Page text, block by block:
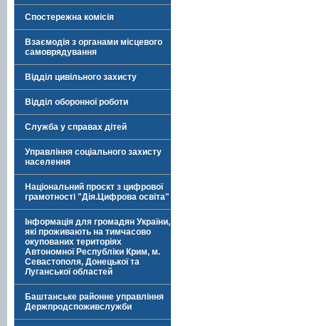
Спостережна комісія
Взаємодія з органами місцевого
самоврядування
Відділ цивільного захисту
Відділ оборонної роботи
Служба у справах дітей
Управління соціального захисту
населення
Національний проєкт з цифрової
грамотності "Дія.Цифрова освіта"
Інформація для громадян України,
які проживають на тимчасово
окупованих територіях
Автономної Республіки Крим, м.
Севастополя, Донецької та
Луганської областей
Баштанське районне управління
Держпродспоживслужби